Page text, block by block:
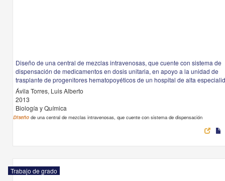
Diseño de una central de mezclas intravenosas, que cuente con sistema de
dispensación de medicamentos en dosis unitaria, en apoyo a la unidad de
trasplante de progenitores hematopoyéticos de un hospital de alta
Ávila Torres, Luis Alberto
2013
Biología y Química
Diseño de una central de mezclas intravenosas, que cuente con sistema de dispensación
Trabajo de grado